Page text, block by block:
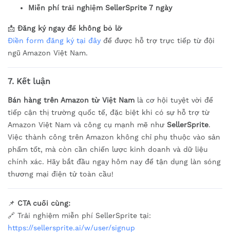
Miễn phí trải nghiệm SellerSprite 7 ngày
📩 Đăng ký ngay để không bỏ lỡ
Điền form đăng ký tại đây để được hỗ trợ trực tiếp từ đội
ngũ Amazon Việt Nam.
7. Kết luận
Bán hàng trên Amazon từ Việt Nam là cơ hội tuyệt vời để
tiếp cận thị trường quốc tế, đặc biệt khi có sự hỗ trợ từ
Amazon Việt Nam và công cụ mạnh mẽ như SellerSprite.
Việc thành công trên Amazon không chỉ phụ thuộc vào sản
phẩm tốt, mà còn cần chiến lược kinh doanh và dữ liệu
chính xác. Hãy bắt đầu ngay hôm nay để tận dụng làn sóng
thương mại điện tử toàn cầu!
📌 CTA cuối cùng:
🔗 Trải nghiệm miễn phí SellerSprite tại:
https://sellersprite.ai/w/user/signup